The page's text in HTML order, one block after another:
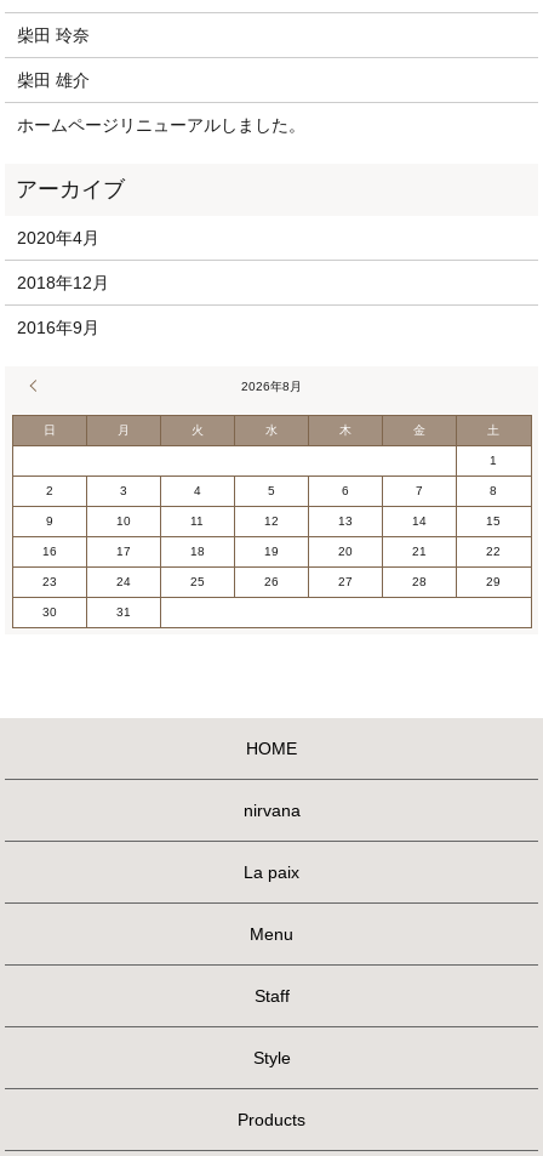
柴田 玲奈
柴田 雄介
ホームページリニューアルしました。
2020年4月
2018年12月
2016年9月
2026年8月
日 月 火 水 木 金 土
1
2 3 4 5 6 7 8
9 10 11 12 13 14 15
16 17 18 19 20 21 22
23 24 25 26 27 28 29
30 31
HOME
nirvana
La paix
Menu
Staff
Style
Products